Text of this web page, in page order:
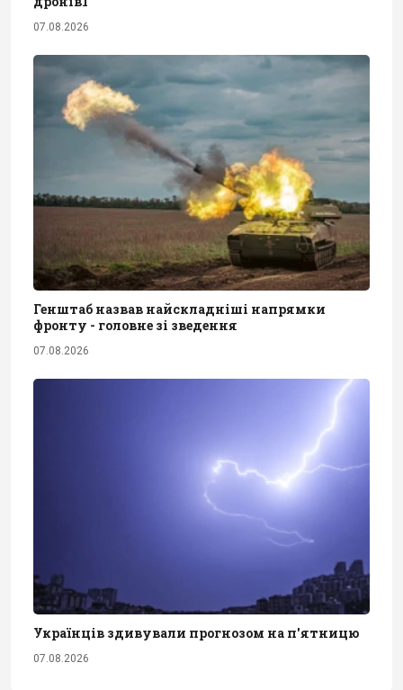
07.08.2026
Генштаб назвав найскладніші напрямки
фронту - головне зі зведення
07.08.2026
Українців здивували прогнозом на п'ятницю
07.08.2026